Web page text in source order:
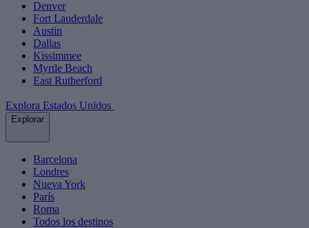
Denver
Fort Lauderdale
Austin
Dallas
Kissimmee
Myrtle Beach
East Rutherford
Explora Estados Unidos
Explorar
Barcelona
Londres
Nueva York
París
Roma
Todos los destinos